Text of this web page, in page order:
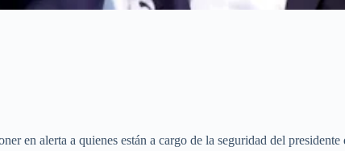
en alerta a quienes están a cargo de la seguridad del